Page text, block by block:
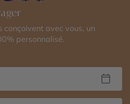
conçoivent avec vous, un
personnalisé.